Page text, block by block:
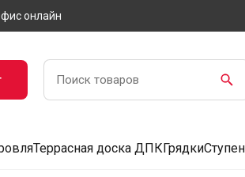
онлайн
Террасная доска ДПКГрядки